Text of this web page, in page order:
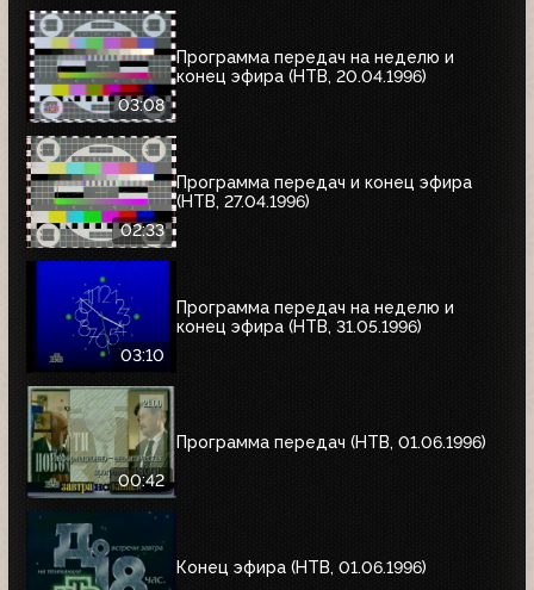
03:08
Программа передач на неделю и
конец эфира (НТВ, 20.04.1996)
02:33
Программа передач и конец эфира
(НТВ, 27.04.1996)
03:10
Программа передач на неделю и
конец эфира (НТВ, 31.05.1996)
00:42
Программа передач (НТВ, 01.06.1996)
Конец эфира (НТВ, 01.06.1996)